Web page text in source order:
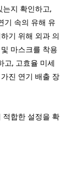
는지 확인하고,
기 속의 유해 유
기 위해 외과 의
마스크를 착용
고, 고효율 미세
진 연기 배출 장
적합한 설정을 확